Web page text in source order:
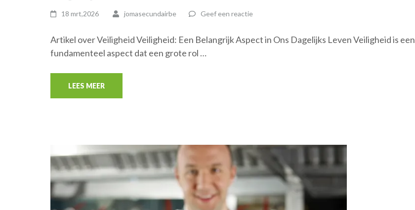
18 mrt,2026 jomasecundairbe Geef een reactie
Artikel over Veiligheid Veiligheid: Een Belangrijk Aspect in Ons Dagelijks Leven Veiligheid is een
fundamenteel aspect dat een grote rol …
LEES MEER